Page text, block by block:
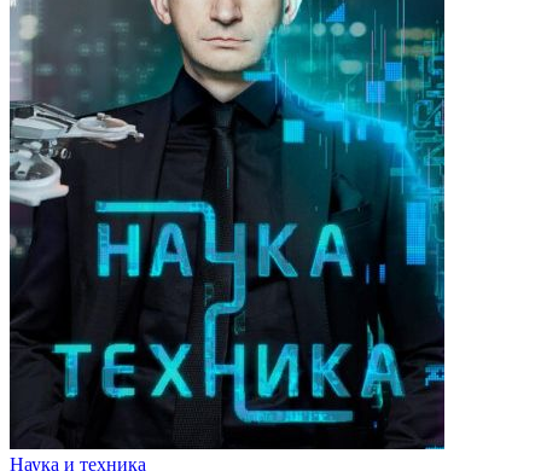
Наука и техника